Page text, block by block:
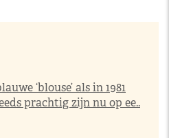
‘blouse’ als in 1981
prachtig zijn nu op ee..